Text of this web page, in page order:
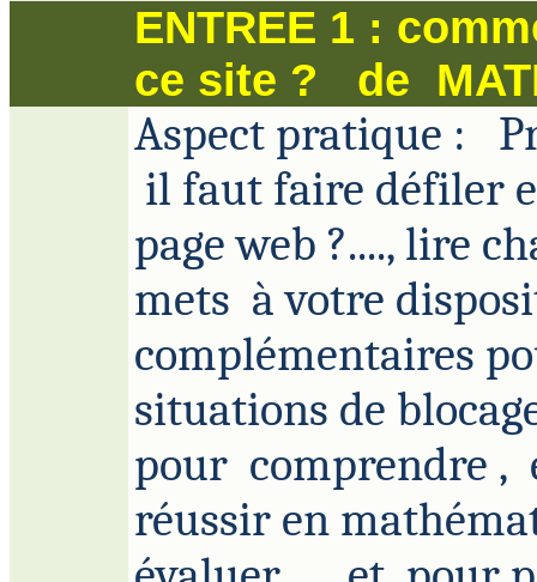
ENTREE 1 :
ce site ?
de
Aspect pratique :
il faut faire défiler
page web ?...., lire
mets àvotre
complémentaires
situations de
pour comprendre ,
réussir en